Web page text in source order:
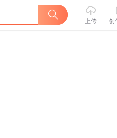
上传 创